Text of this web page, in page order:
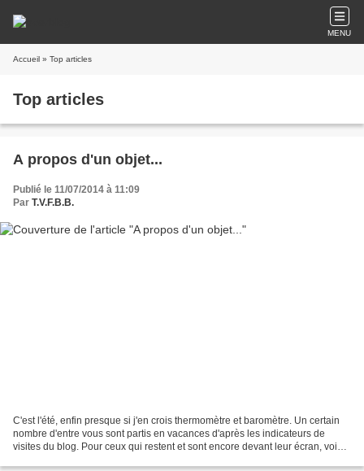
MENU
Accueil » Top articles
Top articles
A propos d'un objet...
Publié le 11/07/2014 à 11:09
Par T.V.F.B.B.
C'est l'été, enfin presque si j'en crois thermomètre et baromètre. Un certain
nombre d'entre vous sont partis en vacances d'après les indicateurs de
visites du blog. Pour ceux qui restent et sont encore devant leur écran, voici